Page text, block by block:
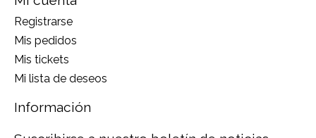
Registrarse
Mis pedidos
Mis tickets
Mi lista de deseos
Información